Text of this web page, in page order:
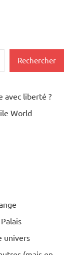
Rechercher
avec liberté ?
World
univers